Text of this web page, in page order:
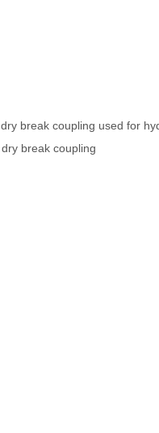
break coupling used for
break coupling